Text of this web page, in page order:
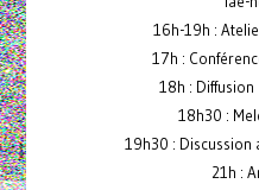
16h-19h :
17h :
18h30 :
19h30 : Discussion
21h :